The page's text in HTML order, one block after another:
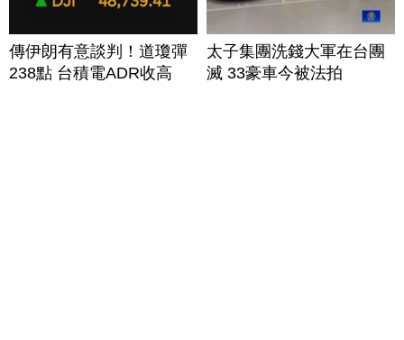
傳伊朗有意談判！道瓊彈
238點 台積電ADR收高
太子集團洗錢大軍在台團
滅 33豪車今被法拍